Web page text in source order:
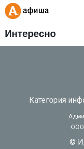
Интересно
Категория
ООО
©